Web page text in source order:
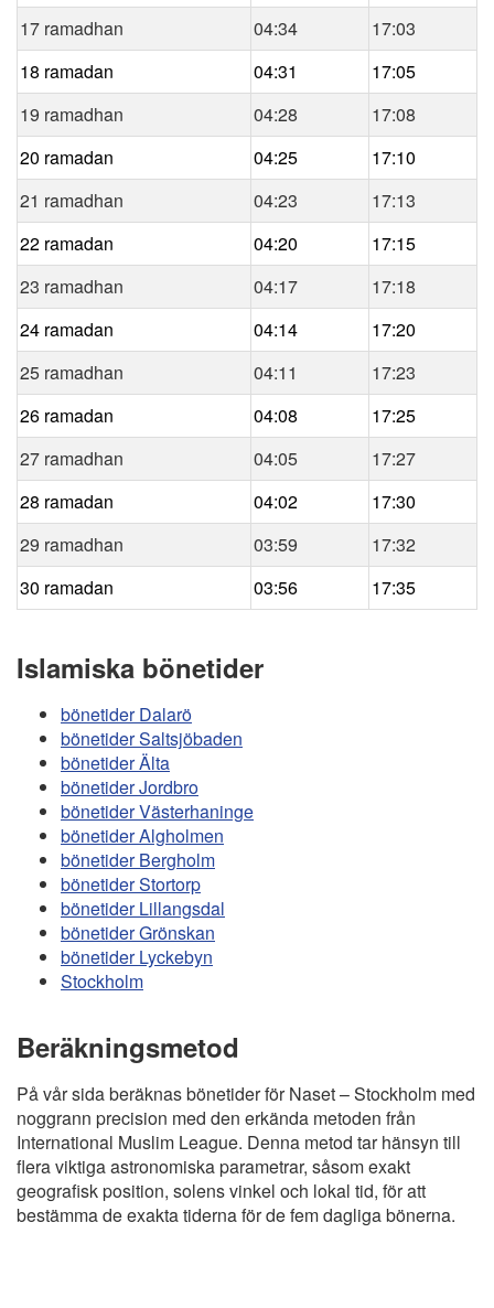
17 ramadhan
04:34
17:03
18 ramadan
04:31
17:05
19 ramadhan
04:28
17:08
20 ramadan
04:25
17:10
21 ramadhan
04:23
17:13
22 ramadan
04:20
17:15
23 ramadhan
04:17
17:18
24 ramadan
04:14
17:20
25 ramadhan
04:11
17:23
26 ramadan
04:08
17:25
27 ramadhan
04:05
17:27
28 ramadan
04:02
17:30
29 ramadhan
03:59
17:32
30 ramadan
03:56 17:35
Islamiska bönetider
bönetider Dalarö
bönetider Saltsjöbaden
bönetider Älta
bönetider Jordbro
bönetider Västerhaninge
bönetider Algholmen
bönetider Bergholm
bönetider Stortorp
bönetider Lillangsdal
bönetider Grönskan
bönetider Lyckebyn
Stockholm
Beräkningsmetod
På vår sida beräknas bönetider för Naset – Stockholm med
noggrann precision med den erkända metoden från
International Muslim League. Denna metod tar hänsyn till
flera viktiga astronomiska parametrar, såsom exakt
geografisk position, solens vinkel och lokal tid, för att
bestämma de exakta tiderna för de fem dagliga bönerna.